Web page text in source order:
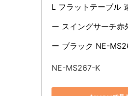
L フラットテーブル
ー スイングサーチ赤
ー ブラック NE-
NE-MS267-K